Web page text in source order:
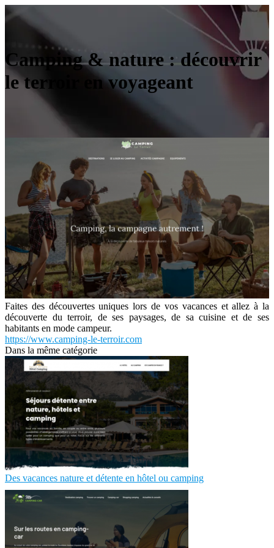
Camping & nature : découvrir
le terroir en voyageant
Faites des découvertes uniques lors de vos vacances et allez à la
découverte du terroir, de ses paysages, de sa cuisine et de ses
habitants en mode campeur.
https://www.camping-le-terroir.com
Dans la même catégorie
Des vacances nature et détente en hôtel ou camping